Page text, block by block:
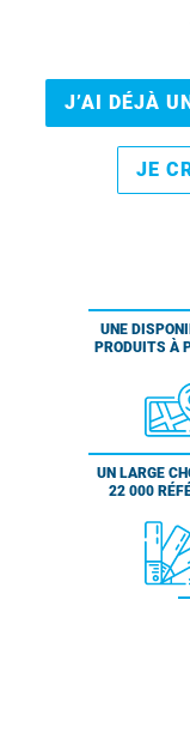
J’AI DÉJÀ
JE
UNE
PRODUITS À
UN LARGE
22 000